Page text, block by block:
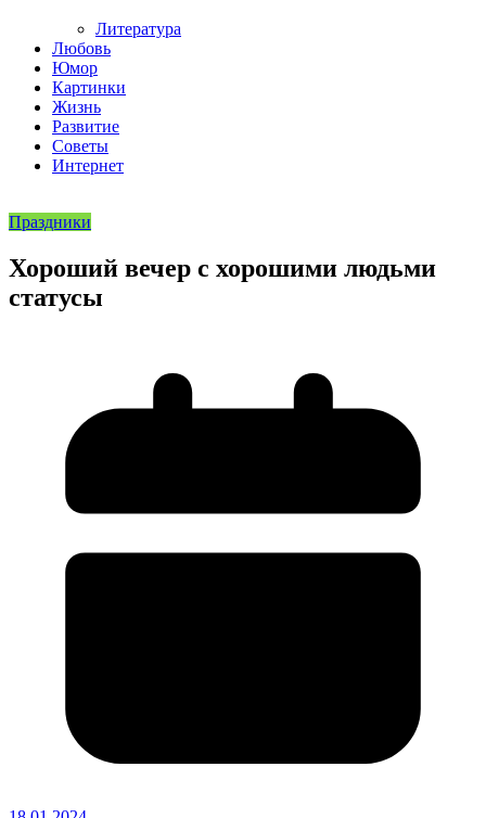
Литература
Любовь
Юмор
Картинки
Жизнь
Развитие
Советы
Интернет
Праздники
Хороший вечер с хорошими людьми
статусы